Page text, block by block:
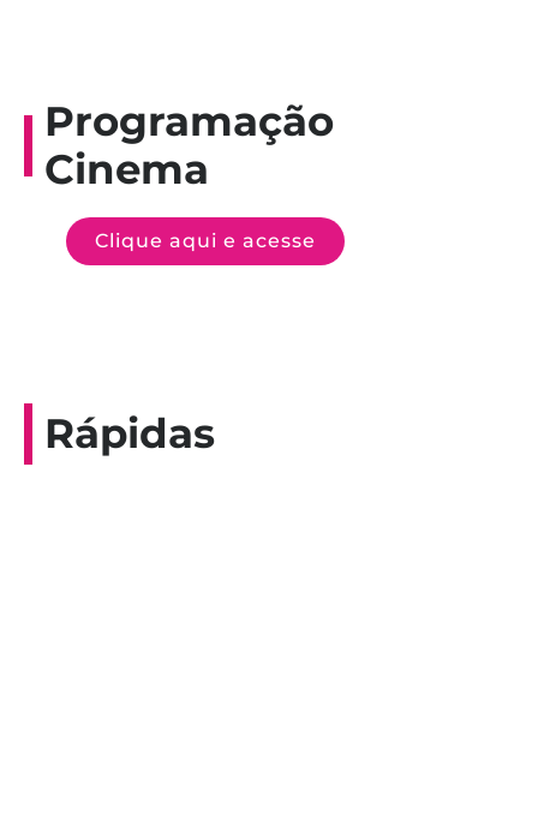
Programação
Cinema
Clique aqui e acesse
Rápidas